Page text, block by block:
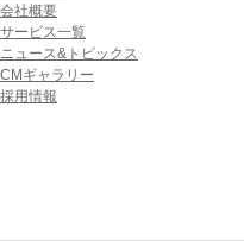
会社概要
サービス一覧
ニュース&トピックス
CMギャラリー
採用情報